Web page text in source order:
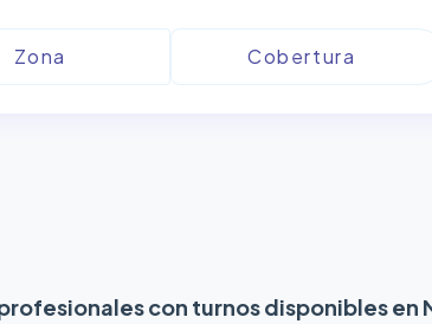
con turnos disponibles en